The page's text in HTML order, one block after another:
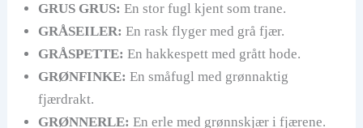
GRUS GRUS: En stor fugl kjent som trane.
GRÅSEILER: En rask flyger med grå fjær.
GRÅSPETTE: En hakkespett med grått hode.
GRØNFINKE: En småfugl med grønnaktig
fjærdrakt.
GRØNNERLE: En erle med grønnskjær i fjærene.